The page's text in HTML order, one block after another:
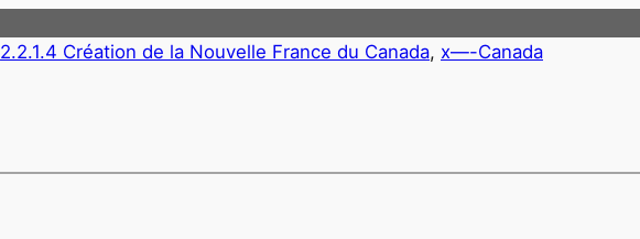
2.2.1.4 Création de la Nouvelle France du Canada, x—-Canada